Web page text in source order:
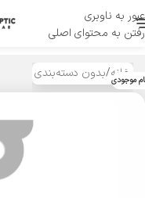
عبور به ناوبری
رفتن به محتوای اصلی
منو
خانه/بدون دسته‌بندی موجودی